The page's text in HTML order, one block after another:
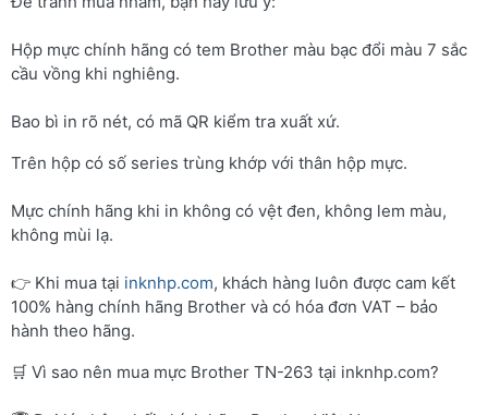
Hộp mực chính hãng có tem Brother màu bạc đổi màu 7 sắc
cầu vồng khi nghiêng.
Bao bì in rõ nét, có mã QR kiểm tra xuất xứ.
Trên hộp có số series trùng khớp với thân hộp mực.
Mực chính hãng khi in không có vệt đen, không lem màu,
không mùi lạ.
👉 Khi mua tại inknhp.com, khách hàng luôn được cam kết
100% hàng chính hãng Brother và có hóa đơn VAT – bảo
hành theo hãng.
🛒 Vì sao nên mua mực Brother TN-263 tại inknhp.com?